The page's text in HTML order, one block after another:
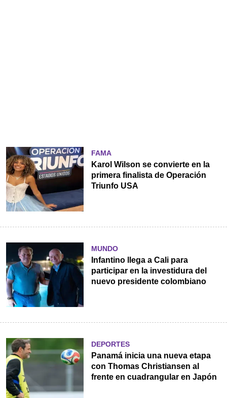
FAMA
Karol Wilson se convierte en la
primera finalista de Operación
Triunfo USA
MUNDO
Infantino llega a Cali para
participar en la investidura del
nuevo presidente colombiano
DEPORTES
Panamá inicia una nueva etapa
con Thomas Christiansen al
frente en cuadrangular en Japón